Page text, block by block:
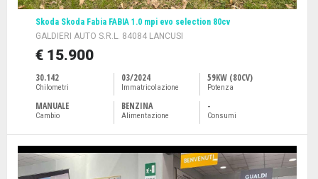
Skoda Skoda Fabia FABIA 1.0 mpi evo selection 80cv
GALDIERI AUTO S.R.L. 84084 LANCUSI
€ 15.900
30.142
Chilometri
03/2024
Immatricolazione
59KW (80CV)
Potenza
MANUALE
Cambio
BENZINA
Alimentazione
-
Consumi